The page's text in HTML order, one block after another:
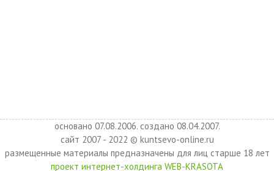
основано 07.08.2006. создано 08.04.2007.
сайт 2007 - 2022 © kuntsevo-online.ru
размещенные материалы предназначены для лиц старше 18 лет
проект интернет-холдинга WEB-KRASOTA